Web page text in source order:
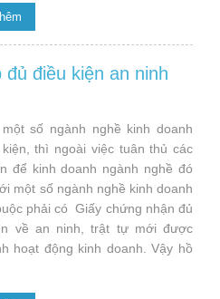
điều kiện an ninh
số ngành nghề kinh doanh
thì ngoài việc tuân thủ các
để kinh doanh ngành nghề đó
một số ngành nghề kinh doanh
phải có Giấy chứng nhận đủ
về an ninh, trật tự mới được
hoạt động kinh doanh. Vậy hồ